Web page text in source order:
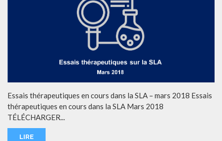
Essais thérapeutiques en cours dans la SLA – mars 2018 Essais
thérapeutiques en cours dans la SLA Mars 2018
TÉLÉCHARGER...
LIRE